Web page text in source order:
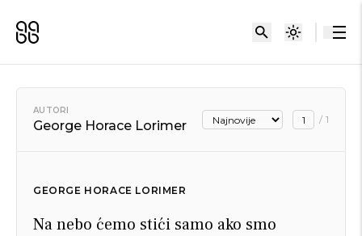
AUTORI
George Horace Lorimer / 1
GEORGE HORACE LORIMER
Na nebo ćemo stići samo ako smo